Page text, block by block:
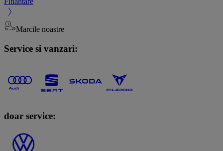
Marcile noastre
Service si vanzari:
doar service: